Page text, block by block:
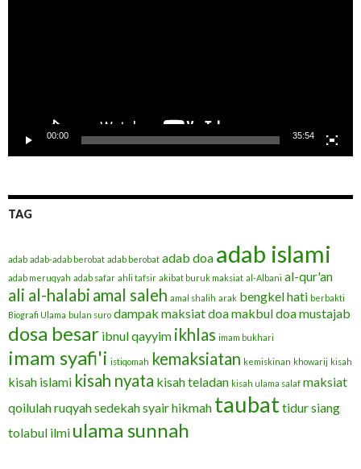
00:00 35:54
TAG
adab adab-adab berobat adab berobat adab doa adab islami
adab meruqyah adab safar ahli tafsir akibat buruk maksiat al-Albani al-qur'an
ali al-halabi amal saleh amal shalih arak bengkel hati berbakti
Biografi Ulama bulan suro dampak maksiatdoa makbuldoa mustajab
dosa besar ibnul qayyim ikhlas imam bukhari
imam syafi'i istiqomah kemaksiatan kemiskinan khowarij kisah
kisah islami kisah nyata kisah teladan kisah ulama salaf maksiat
qoilulahruqyahsedekahsyair hikmah taubattidur siang
tolabul ilmi ulama sunnah